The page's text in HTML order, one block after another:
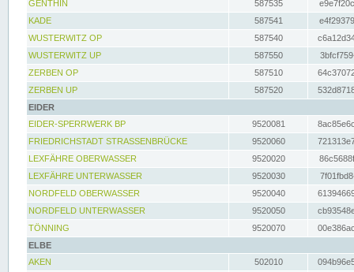
GENTHIN
587535
KADE
587541
WUSTERWITZ OP
587540
WUSTERWITZ UP
587550
ZERBEN OP
587510
ZERBEN UP
587520
EIDER
EIDER-SPERRWERK BP
9520081
FRIEDRICHSTADT STRASSENBRÜCKE
9520060
LEXFÄHRE OBERWASSER
9520020
LEXFÄHRE UNTERWASSER
9520030
NORDFELD OBERWASSER
9520040
NORDFELD UNTERWASSER
9520050
TÖNNING
9520070
ELBE
AKEN
502010